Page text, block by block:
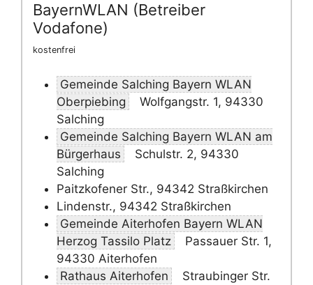
BayernWLAN (Betreiber
Vodafone)
kostenfrei
Gemeinde Salching Bayern WLAN
Oberpiebing
Wolfgangstr. 1, 94330
Salching
Gemeinde Salching Bayern WLAN am
Bürgerhaus
Schulstr. 2, 94330
Salching
Paitzkofener Str., 94342 Straßkirchen
Lindenstr., 94342 Straßkirchen
Gemeinde Aiterhofen Bayern WLAN
Herzog Tassilo Platz
Passauer Str. 1,
94330 Aiterhofen
Rathaus Aiterhofen
Straubinger Str.